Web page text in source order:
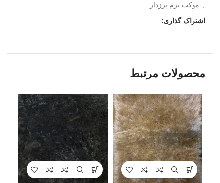
, موکت نرم پرزدار
اشتراک گذاری:
محصولات مرتبط